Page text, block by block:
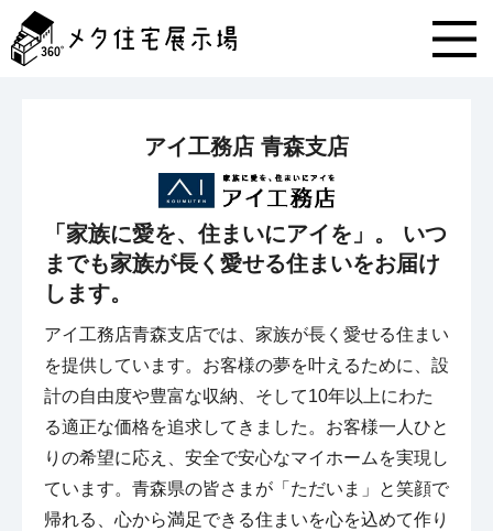
タ
住
アイ工務店 青森支店
「家族に愛を、住まいにアイを」。 いつ
までも家族が長く愛せる住まいをお届け
します。
アイ工務店青森支店では、家族が長く愛せる住まい
を提供しています。お客様の夢を叶えるために、設
計の自由度や豊富な収納、そして10年以上にわた
る適正な価格を追求してきました。お客様一人ひと
りの希望に応え、安全で安心なマイホームを実現し
ています。青森県の皆さまが「ただいま」と笑顔で
帰れる、心から満足できる住まいを心を込めて作り